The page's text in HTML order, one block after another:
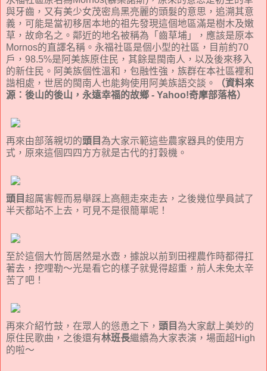
與牙齒，又有美少女茂密烏黑亮麗的頭髮的意思，追溯其意
義，可能是當初移居本地的祖先發現這個地區滿是樹木及嫩
草，故命名之。鄰近的地名被稱為「齒草埔」，應該是原本
Mornos的直譯名稱。永福社區是個小型的社區，目前約70
戶，98.5%是阿美族原住民，其餘是閩南人，以及後來移入
的新住民。阿美族個性溫和，包融性強，族群在本社區裡和
諧相處，世居的閩南人也能夠使用阿美族語交談。
（資料來
源：後山的後山，永遠幸福的故鄉 - Yahoo!奇摩部落格）
再來由部落親切的頭目 為大家示範這些農家器具的使用方
式，原來這個四四方方就是古代的打穀機。
頭目 超厲害輕而易舉踩上高翹走來走去，之後幾位學員試了
半天都站不上去，可見不是很簡單呢！
至於這個大竹筒居然是水壺，據說以前到田裡農作時都得扛
著去，挖哩勒～光是看它的樣子就覺得超重，前人未免太辛
苦了吧！
再來介紹竹鼓，在眾人的慫恿之下， 頭目 為大家獻上美妙的
原住民歌曲，之後還有林班長繼續為大家表演，場面超High
的啦～